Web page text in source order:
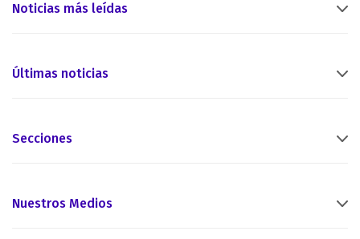
Noticias más leídas
Últimas noticias
Secciones
Nuestros Medios